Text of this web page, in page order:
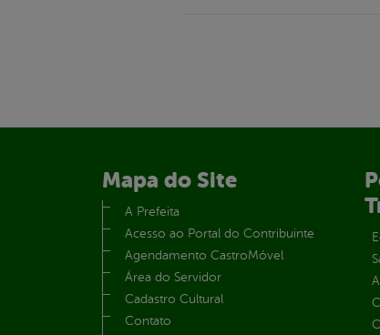
Mapa do Site
A Prefeita
Acesso ao Portal do Contribuinte
Agendamento CastroMóvel
Área do Servidor
Cadastro Cultural
Contato